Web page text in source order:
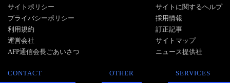
サイトポリシー
プライバシーポリシー
利用規約
運営会社
AFP通信会長ごあいさつ
サイトに関するヘルプ
採用情報
訂正記事
サイトマップ
ニュース提供社
CONTACT OTHER SERVICES